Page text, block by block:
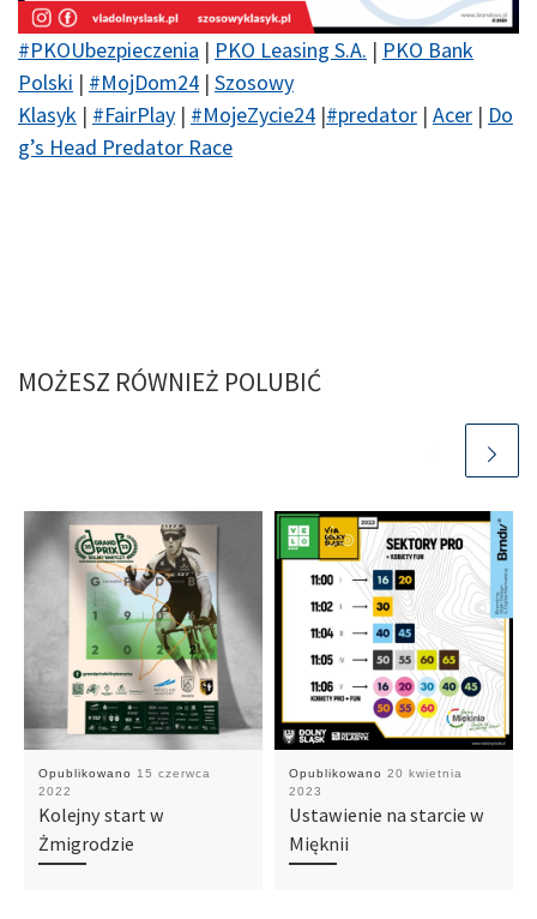
#PKOUbezpieczenia | PKO Leasing S.A. | PKO Bank
Polski | #MojDom24 | Szosowy
Klasyk | #FairPlay | #MojeZycie24 |#predator | Acer | Do
g’s Head Predator Race
MOŻESZ RÓWNIEŻ POLUBIĆ
Opublikowano
15 czerwca
2022
Kolejny start w
Żmigrodzie
Opublikowano 20 kwietnia
2023
Ustawienie na starcie w
Mięknii